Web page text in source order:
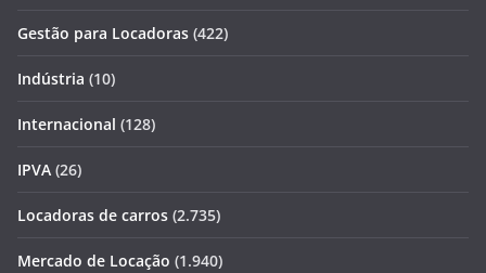
Gestão para Locadoras (422)
Indústria (10)
Internacional (128)
IPVA (26)
Locadoras de carros (2.735)
Mercado de Locação (1.940)